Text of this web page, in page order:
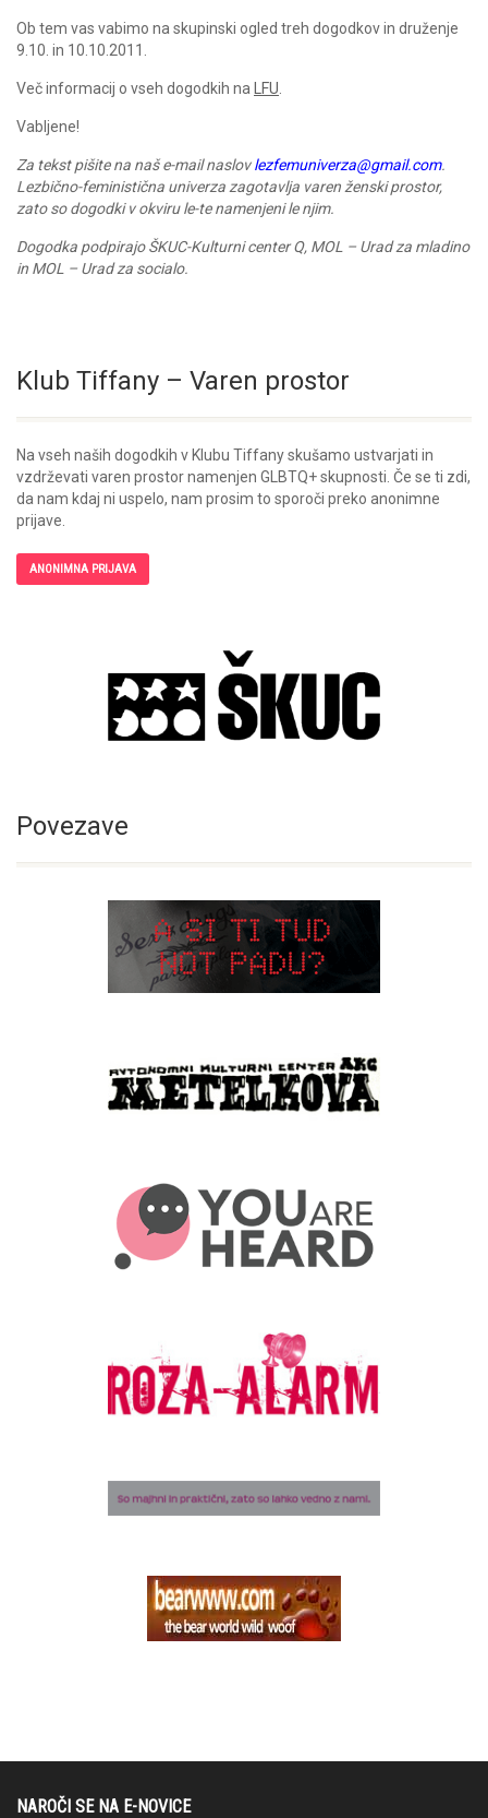
Ob tem vas vabimo na skupinski ogled treh dogodkov in druženje
9.10. in 10.10.2011.
Več informacij o vseh dogodkih na LFU
Vabljene!
Za tekst pišite na naš e-mail naslovlezfemuniverza@gmail.com.
Lezbično-feministična univerza zagotavlja varen ženski prostor,
zato so dogodki v okviru le-te namenjeni le njim.
Dogodka podpirajo ŠKUC-Kulturni center Q, MOL – Urad za mladino
in MOL – Urad za socialo.
Klub Tiffany – Varen prostor
Na vseh naših dogodkih v Klubu Tiffany skušamo ustvarjati in
vzdrževati varen prostor namenjen GLBTQ+ skupnosti. Če se ti zdi,
da nam kdaj ni uspelo, nam prosim to sporoči preko anonimne
prijave.
ANONIMNA PRIJAVA
Povezave
NAROČI SE NA E-NOVICE